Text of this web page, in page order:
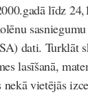
līdz
sasniegumu
dati. Turklāt
lasīšanā,
vietējās